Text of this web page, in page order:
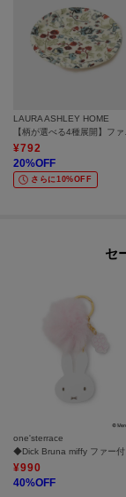
LAURA ASHLEY HOME
【柄
¥792
20%OFF
さらに10%OFF
セ
one'sterrace
¥990
40%OFF